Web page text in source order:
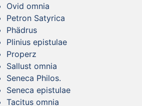
Ovid omnia
Petron Satyrica
Phädrus
Plinius epistulae
Properz
Sallust omnia
Seneca Philos.
Seneca epistulae
Tacitus omnia